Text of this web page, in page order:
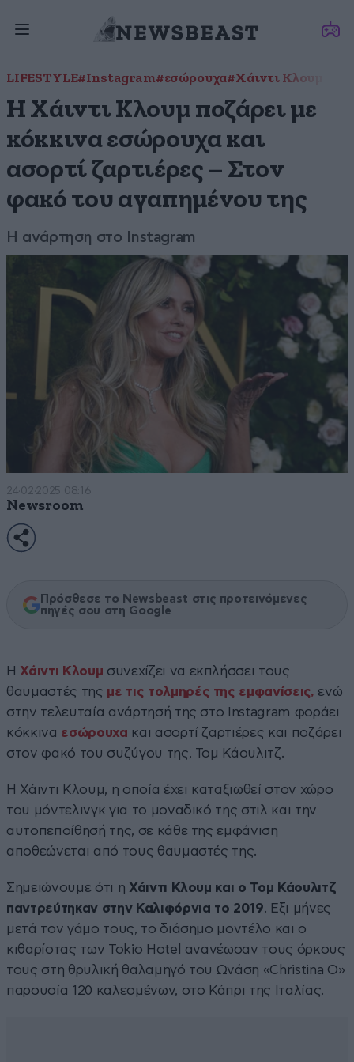
LIFESTYLE#Instagram#εσώρουχα#Χάιντι Κλουμ
Η Χάιντι Κλουμ ποζάρει με
κόκκινα εσώρουχα και
ασορτί ζαρτιέρες – Στον
φακό του αγαπημένου της
H ανάρτηση στο Instagram
24·02·2025 08:16
Newsroom
Πρόσθεσε το Newsbeast στις προτεινόμενες
πηγές σου στη Google
Η Χάιντι Κλουμ συνεχίζει να εκπλήσσει τους
θαυμαστές της με τις τολμηρές της εμφανίσεις, ενώ
στην τελευταία ανάρτησή της στο Instagram φοράει
κόκκινα εσώρουχα και ασορτί ζαρτιέρες και ποζάρει
στον φακό του συζύγου της, Τομ Κάουλιτζ.
Η Χάιντι Κλουμ, η οποία έχει καταξιωθεί στον χώρο
του μόντελινγκ για το μοναδικό της στιλ και την
αυτοπεποίθησή της, σε κάθε της εμφάνιση
αποθεώνεται από τους θαυμαστές της.
Σημειώνουμε ότι η Χάιντι Κλουμ και ο Τομ Κάουλιτζ
παντρεύτηκαν στην Καλιφόρνια το 2019. Εξι μήνες
μετά τον γάμο τους, το διάσημο μοντέλο και ο
κιθαρίστας των Tokio Hotel ανανέωσαν τους όρκους
τους στη θρυλική θαλαμηγό του Ωνάση «Christina O»
παρουσία 120 καλεσμένων, στο Κάπρι της Ιταλίας.